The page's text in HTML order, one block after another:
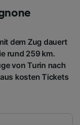
dem Zug dauert
rund 259 km.
von Turin nach
kosten Tickets